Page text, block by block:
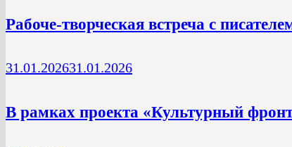
Рабоче-творческая встреча с
31.01.202631.01.2026
В рамках проекта «Культурный